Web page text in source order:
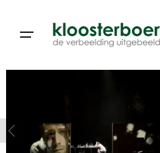
artikel